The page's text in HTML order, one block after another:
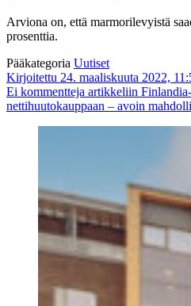
Arviona on, että marmorilevyistä
prosenttia.
Pääkategoria Uutiset
Kirjoitettu 24. maaliskuuta 2022,
Ei kommentteja artikkeliin
nettihuutokauppaan – avoin